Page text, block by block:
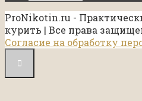
ProNikotin.ru -
курить | Все права
Согласие на обработку